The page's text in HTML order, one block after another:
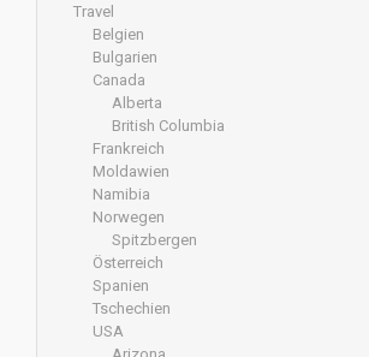
Travel
Belgien
Bulgarien
Canada
Alberta
British Columbia
Frankreich
Moldawien
Namibia
Norwegen
Spitzbergen
Österreich
Spanien
Tschechien
USA